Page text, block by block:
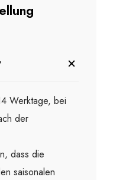
Werktage, bei
der
dass die
saisonalen